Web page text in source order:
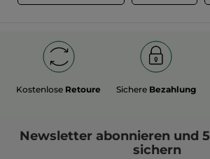
Kostenlose Retoure Sichere Bezahlung
Newsletter abonnieren und
sichern